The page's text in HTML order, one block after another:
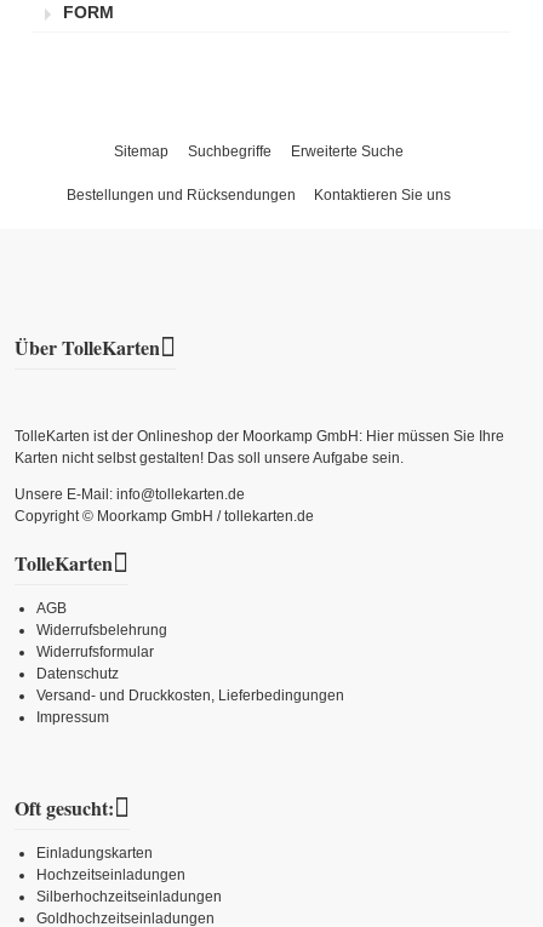
FORM
Sitemap Suchbegriffe Erweiterte Suche
Bestellungen und Rücksendungen Kontaktieren Sie uns
Über TolleKarten
TolleKarten ist der Onlineshop der Moorkamp GmbH: Hier müssen Sie Ihre
Karten nicht selbst gestalten! Das soll unsere Aufgabe sein.
Unsere E-Mail: info@tollekarten.de
Copyright © Moorkamp GmbH / tollekarten.de
TolleKarten
AGB
Widerrufsbelehrung
Widerrufsformular
Datenschutz
Versand- und Druckkosten, Lieferbedingungen
Impressum
Oft gesucht:
Einladungskarten
Hochzeitseinladungen
Silberhochzeitseinladungen
Goldhochzeitseinladungen